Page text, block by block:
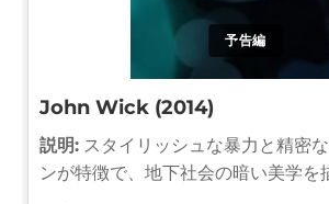
予告編
John Wick (2014)
説明: スタイリッシュな暴力と精密
ンが特徴で、地下社会の暗い美学を